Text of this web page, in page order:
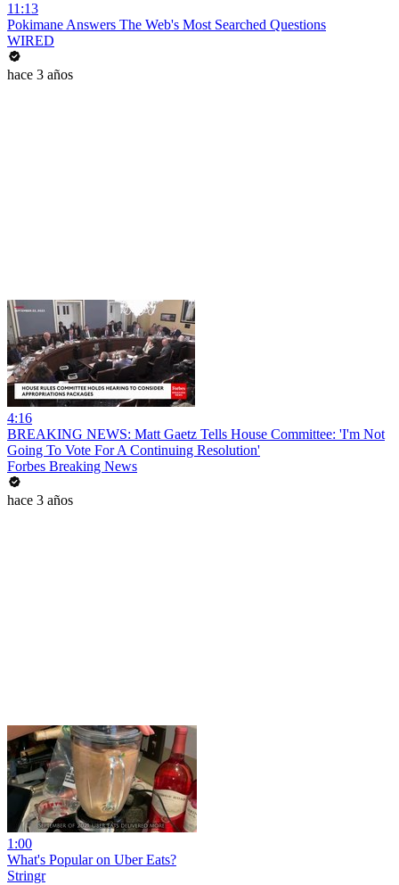
11:13
Pokimane Answers The Web's Most Searched Questions
WIRED
hace 3 años
4:16
BREAKING NEWS: Matt Gaetz Tells House Committee: 'I'm Not
Going To Vote For A Continuing Resolution'
Forbes Breaking News
hace 3 años
1:00
What's Popular on Uber Eats?
Stringr